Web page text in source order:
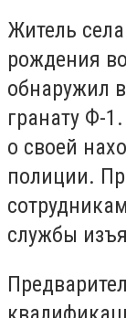
Житель
рождения
обнаружил
гранату Ф-
о своей
полиции.
службы